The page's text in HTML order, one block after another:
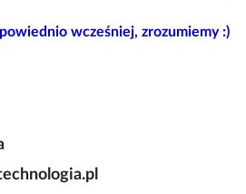
wcześniej, zrozumiemy :)